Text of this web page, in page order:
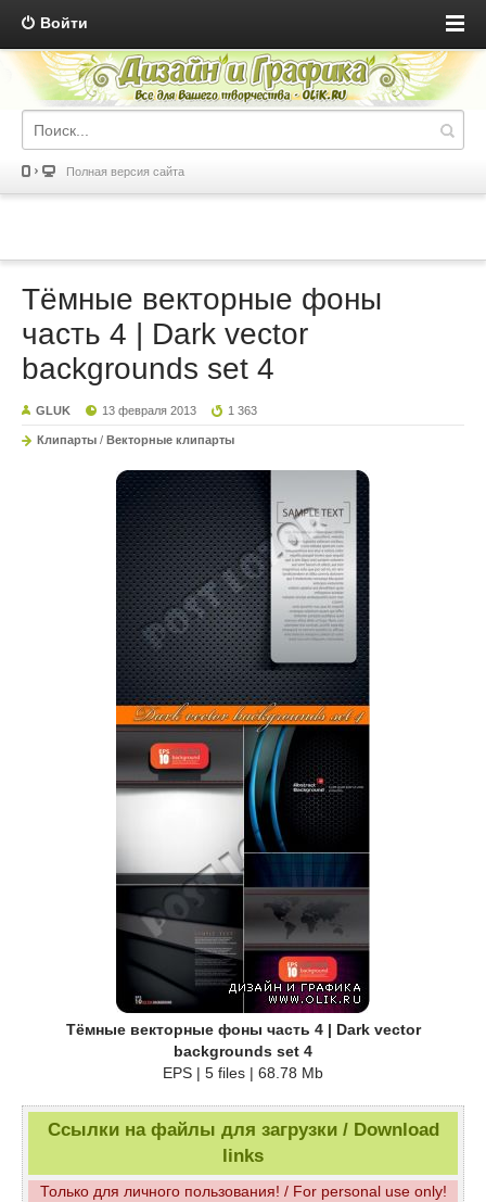
Войти
Полная версия сайта
Тёмные векторные фоны
часть 4 | Dark vector
backgrounds set 4
GLUK 13 февраля 2013 1 363
Клипарты / Векторные клипарты
Тёмные векторные фоны часть 4 | Dark vector
backgrounds set 4
EPS | 5 files | 68.78 Mb
Ссылки на файлы для загрузки / Download
links
Только для личного пользования! / For personal use only!